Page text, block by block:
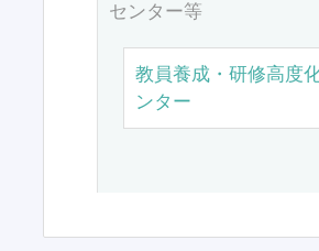
センター等
教員養成・研修高度
ンター